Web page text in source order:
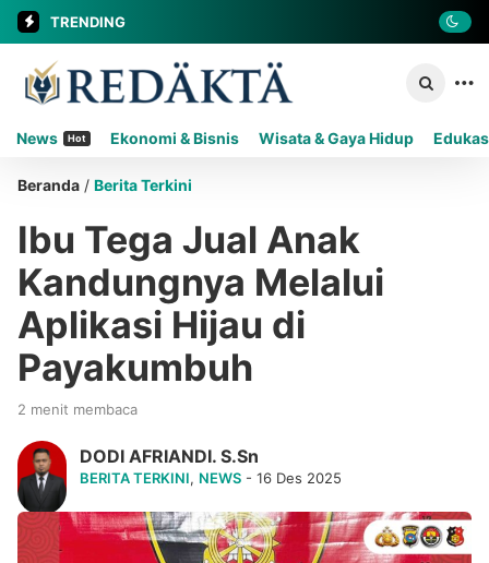
TRENDING
News Hot Ekonomi & Bisnis Wisata & Gaya Hidup
Beranda / Berita Terkini
Ibu Tega Jual Anak
Kandungnya Melalui
Aplikasi Hijau di
Payakumbuh
2 menit membaca
DODI AFRIANDI. S.Sn
BERITA TERKINI, NEWS - 16 Des 2025